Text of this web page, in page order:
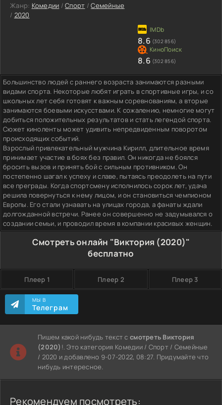
Жанр: Комедии /Спорт /Семейные
/ 2020
8.6 (302 856)
8.6 (302 856)
Большинство людей с раннего возраста занимаются разными
видами спорта. Некоторые любят играть в спортивные игры, и со
школьных лет себя готовят к важным соревнованиям, а вторые
занимаются боевыми искусствами. К сожалению, немногие могут
добиться положительных результатов и стать легендой спорта.
Сюжет киноленты может удивить непредвиденным поворотом
происходящих событий.
Взрослый привлекательный мужчина Кирилл, длительное время
принимает участие в боях без правил. Он никогда не боялся
бросить вызов и принять бой с сильным противником. Он
постепенно шагал к успеху и славе, пытаясь преодолеть на пути
все преграды. Когда спортсмену исполнилось сорок лет, удача
решила повернуться к нему лицом, и он становиться чемпионом
Европы. Его стали узнавать на улицах города, а фанаты ждали
долгожданной встречи. Ранее он совершенно не задумывался о
создании семьи, и проводил время в компании красивых женщин.
Смотреть онлайн "Виктория (2020)"
бесплатно
Плеер 1 Плеер 2 Плеер 3
МЫ В
Телеграм
Пишем какой нибудь текст ссмотреть Виктория
(2020) !. Это категория Комедии / Спорт / Семейные
/ 2020 и добавлено 9-07-2022, 08:27. Придумайте что
нибудь интересное.
Рекомендуем посмотреть: